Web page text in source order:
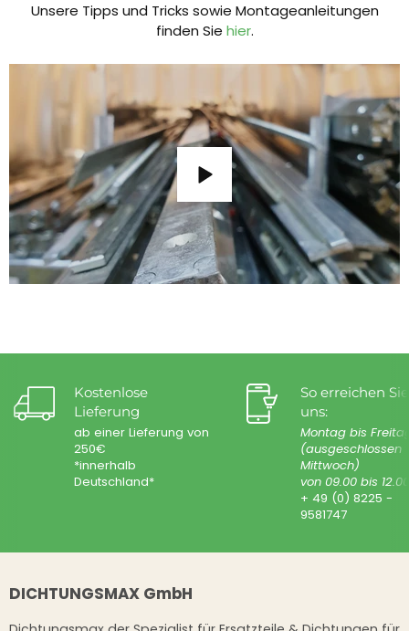
Unsere Tipps und Tricks sowie Montageanleitungen
finden Sie hier.
Kostenlose
Lieferung
ab einer Lieferung von
250€
*innerhalb
Deutschland*
So erreichen Sie
uns:
Montag bis
(ausgeschlossen
Mittwoch)
von 09.00 bis
+ 49 (0) 8225 -
9581747
DICHTUNGSMAX GmbH